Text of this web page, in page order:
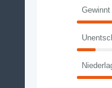
Gewinnt